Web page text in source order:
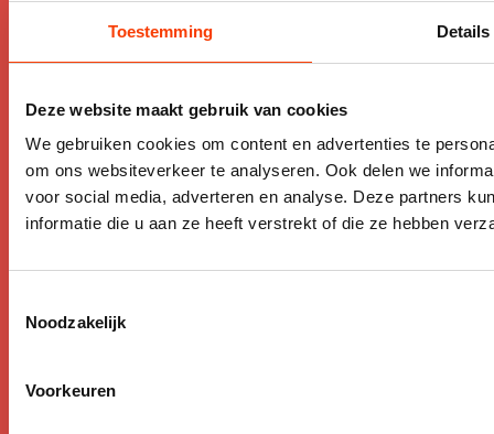
Toestemming Details
Deze website maakt gebruik van cookies
We gebruiken cookies om content en advertenties te
om ons websiteverkeer te analyseren. Ook delen we
voor social media, adverteren en analyse. Deze partners
informatie die u aan ze heeft verstrekt of die ze hebben
Noodzakelijk
Voorkeuren